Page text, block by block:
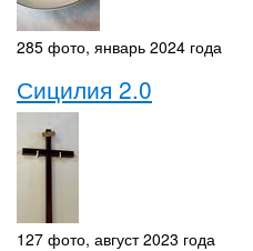
285 фото, январь 2024 года
Сицилия 2.0
127 фото, август 2023 года